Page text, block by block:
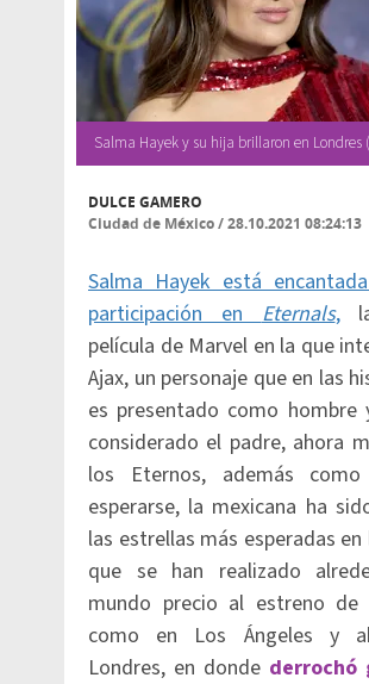
Salma Hayek y su hija brillaron en Londres
DULCE GAMERO
Ciudad de México/28.10.2021 08:24:13
Salma Hayek está
participación enEternals,la
película de Marvel en la que
Ajax, un personaje que en las
es presentado como hombre
considerado el padre, ahora
los Eternos, además
esperarse, la mexicana ha
las estrellas más esperadas en
que se han realizado
mundo precio al estreno de
como en Los Ángeles y
Londres, en donde derrochó